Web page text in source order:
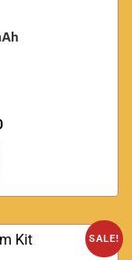
SALE!